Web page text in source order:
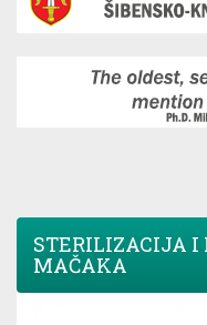
STERILIZACIJA I
MAČAKA